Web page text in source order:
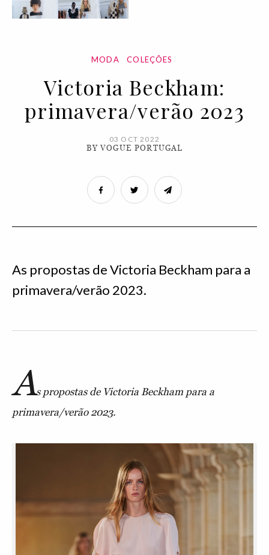
MODA COLEÇÕES
Victoria Beckham:
primavera/verão 2023
03 OCT 2022
BY VOGUE PORTUGAL
As propostas de Victoria Beckham para a
primavera/verão 2023.
As propostas de Victoria Beckham para a
primavera/verão 2023.